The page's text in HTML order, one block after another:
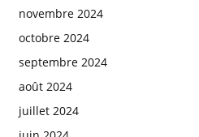
novembre 2024
octobre 2024
septembre 2024
août 2024
juillet 2024